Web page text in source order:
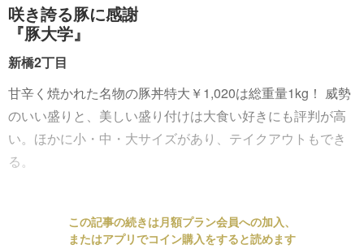
咲き誇る豚に感謝
『豚大学』
新橋2丁目
甘辛く焼かれた名物の豚丼特大￥1,020は総重量1kg！ 威勢
のいい盛りと、美しい盛り付けは大食い好きにも評判が高
い。ほかに小・中・大サイズがあり、テイクアウトもでき
る。
この記事の続きは月額プラン会員への加入、
またはアプリでコイン購入をすると読めます